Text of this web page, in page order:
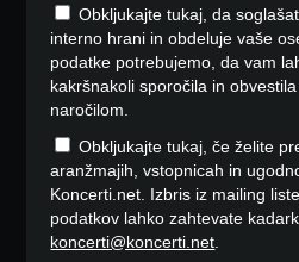
Obkljukajte tukaj, da
interno hrani in obdeluje vaše
podatke potrebujemo, da vam
kakršnakoli sporočila in
naročilom.
Obkljukajte tukaj, če želite
aranžmajih, vstopnicah in
Koncerti.net. Izbris iz mailing
podatkov lahko zahtevate
koncerti@koncerti.net.